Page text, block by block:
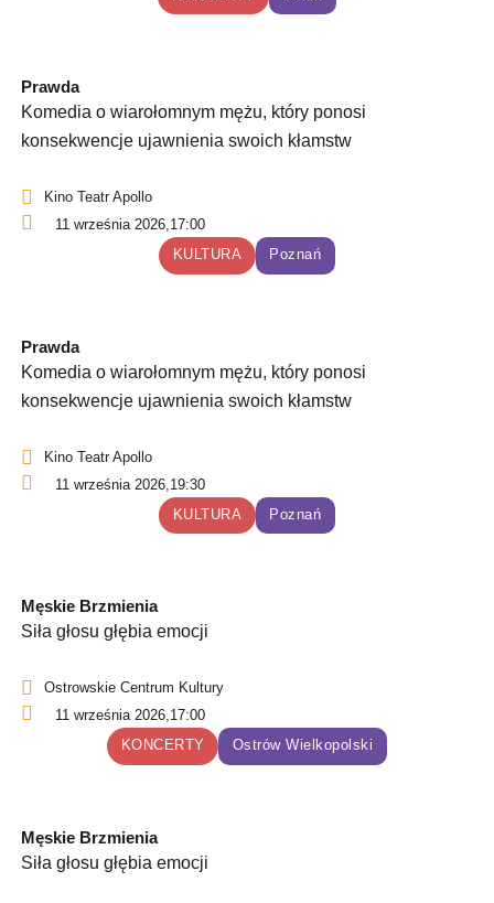
Prawda
Komedia o wiarołomnym mężu, który ponosi
konsekwencje ujawnienia swoich kłamstw
Kino Teatr Apollo
11 września 2026,17:00
KULTURA
Poznań
Prawda
Komedia o wiarołomnym mężu, który ponosi
konsekwencje ujawnienia swoich kłamstw
Kino Teatr Apollo
11 września 2026, 19:30
KULTURA
Poznań
Męskie Brzmienia
Siła głosu głębia emocji
Ostrowskie Centrum Kultury
11 września 2026,17:00
KONCERTY
Ostrów Wielkopolski
Męskie Brzmienia
Siła głosu głębia emocji